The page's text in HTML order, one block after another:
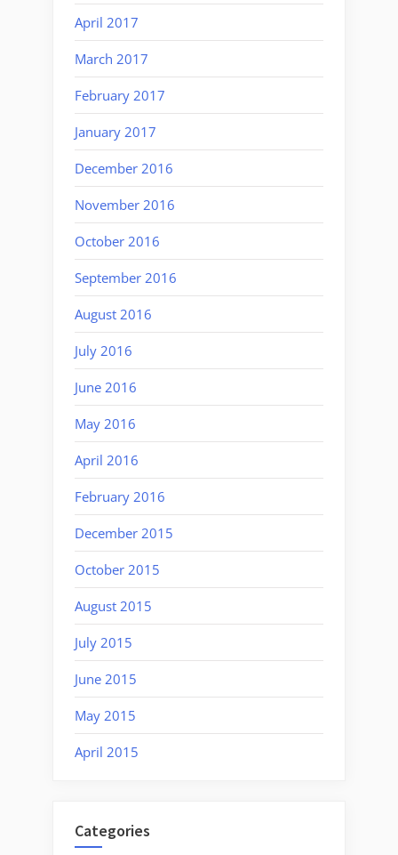
April 2017
March 2017
February 2017
January 2017
December 2016
November 2016
October 2016
September 2016
August 2016
July 2016
June 2016
May 2016
April 2016
February 2016
December 2015
October 2015
August 2015
July 2015
June 2015
May 2015
April 2015
Categories